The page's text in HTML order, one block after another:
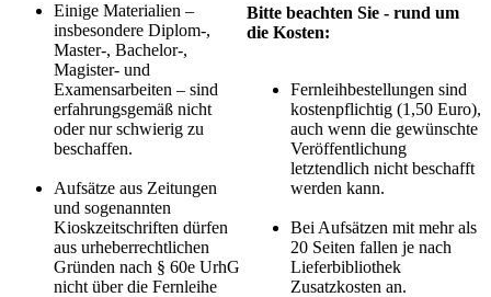
Einige Materialien –
insbesondere Diplom-,
Master-, Bachelor-,
Magister- und
Examensarbeiten – sind
erfahrungsgemäß nicht
oder nur schwierig zu
beschaffen.
Aufsätze aus Zeitungen
und sogenannten
Kioskzeitschriften dürfen
aus urheberrechtlichen
Gründen nach § 60e UrhG
nicht über die Fernleihe
​Bitte beachten Sie - rund um
die Kosten:
Fernleihbestellungen sind
kostenpflichtig (1,50 Euro),
auch wenn die gewünschte
Veröffentlichung
letztendlich nicht beschafft
werden kann.
Bei Aufsätzen mit mehr als
20 Seiten fallen je nach
Lieferbibliothek
Zusatzkosten an.